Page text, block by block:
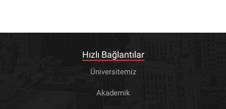
Hızlı Bağlantılar
Üniversitemiz
Akademik